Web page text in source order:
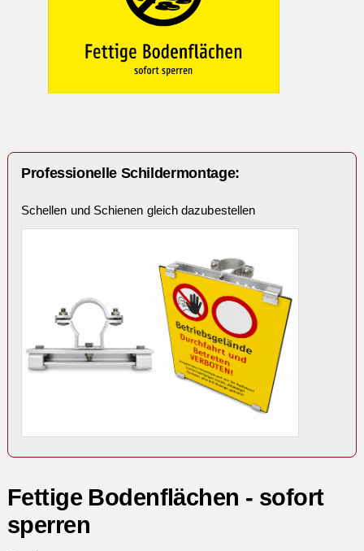
Professionelle Schildermontage:
Schellen und Schienen gleich dazubestellen
Fettige Bodenflächen - sofort
sperren